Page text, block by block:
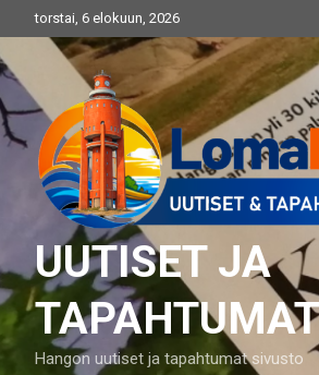
to
content
torstai, 6 elokuun, 2026
UUTISET JA
TAPAHTUMAT
Hangon uutiset ja tapahtumat sivusto